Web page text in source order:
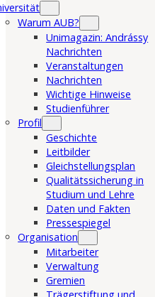
Warum AUB?
Unimagazin: Andrássy
Nachrichten
Veranstaltungen
Nachrichten
Wichtige Hinweise
Studienführer
Profil
Geschichte
Leitbilder
Gleichstellungsplan
Qualitätssicherung in
Studium und Lehre
Daten und Fakten
Pressespiegel
Organisation
Mitarbeiter
Verwaltung
Gremien